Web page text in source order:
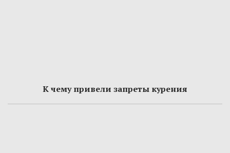
К чему привели запреты курения